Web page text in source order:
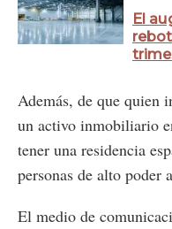
El
Además, de que quien
un activo inmobiliario
tener una residencia
personas de alto poder
El medio de